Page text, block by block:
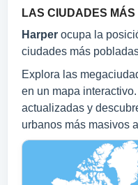
LAS CIUDADES
Harper ocupa la
ciudades más
Explora las
en un mapa
actualizadas y
urbanos más masivos